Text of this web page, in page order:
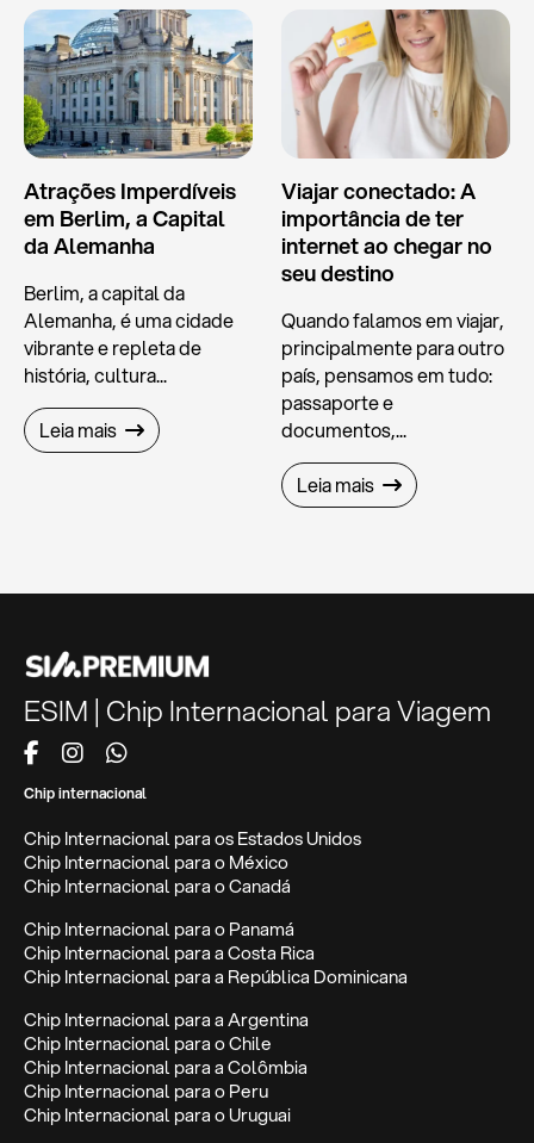
Atrações Imperdíveis
em Berlim, a Capital
da Alemanha
Berlim, a capital da
Alemanha, é uma cidade
vibrante e repleta de
história, cultura...
Leia mais
Viajar conectado: A
importância de ter
internet ao chegar no
seu destino
Quando falamos em viajar,
principalmente para outro
país, pensamos em tudo:
passaporte e
documentos,...
Leia mais
ESIM | Chip Internacional para Viagem
Chip internacional
Chip Internacional para os Estados Unidos
Chip Internacional para o México
Chip Internacional para o Canadá
Chip Internacional para o Panamá
Chip Internacional para a Costa Rica
Chip Internacional para a República Dominicana
Chip Internacional para a Argentina
Chip Internacional para o Chile
Chip Internacional para a Colômbia
Chip Internacional para o Peru
Chip Internacional para o Uruguai